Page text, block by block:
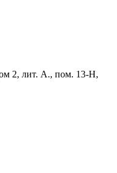
2, лит. А., пом. 13-Н,